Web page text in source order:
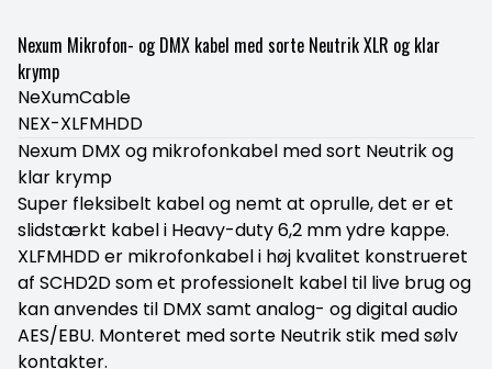
Nexum Mikrofon- og DMX kabel med sorte Neutrik XLR og klar
krymp
NeXumCable
NEX-XLFMHDD
Nexum DMX og mikrofonkabel med sort Neutrik og
klar krymp
Super fleksibelt kabel og nemt at oprulle, det er et
slidstærkt kabel i Heavy-duty 6,2 mm ydre kappe.
XLFMHDD er mikrofonkabel i høj kvalitet konstrueret
af SCHD2D som et professionelt kabel til live brug og
kan anvendes til DMX samt analog- og digital audio
AES/EBU. Monteret med sorte Neutrik stik med sølv
kontakter.